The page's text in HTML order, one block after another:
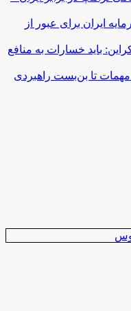
ایران برای عبور از
باید خسارات به منافع
مهمات تا بن‌بست راهبردی